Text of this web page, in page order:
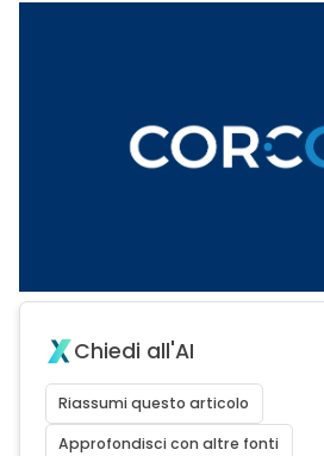
Chiedi all'AI
Riassumi questo articolo
Approfondisci con altre fonti